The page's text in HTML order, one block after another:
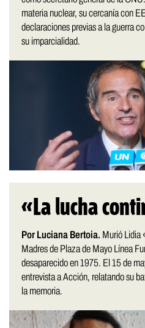
materia nuclear, su cercanía con
declaraciones previas a la guerra
su imparcialidad.
«La lucha
Por Luciana Bertoia. Murió Lidia
Madres de Plaza de Mayo Línea
desaparecido en 1975. El 15 de
entrevista a Acción, relatando su
la memoria.